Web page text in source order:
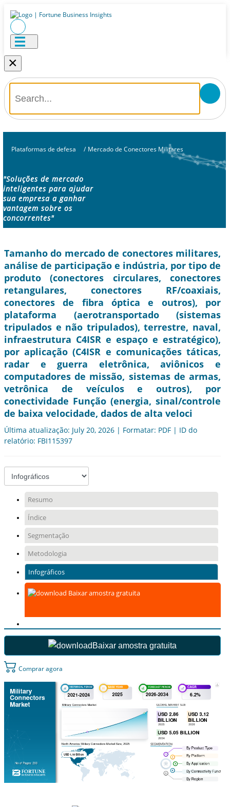
×
Plataformas de defesa / Mercado de Conectores Militares
"Soluções de mercado
inteligentes para ajudar
sua empresa a ganhar
vantagem sobre os
concorrentes"
Tamanho do mercado de conectores militares,
análise de participação e indústria, por tipo de
produto (conectores circulares, conectores
retangulares, conectores RF/coaxiais,
conectores de fibra óptica e outros), por
plataforma (aerotransportado (sistemas
tripulados e não tripulados), terrestre, naval,
infraestrutura C4ISR e espaço e estratégico),
por aplicação (C4ISR e comunicações táticas,
radar e guerra eletrônica, aviônicos e
computadores de missão, sistemas de armas,
vetrônica de veículos e outros), por
conectividade Função (energia, sinal/controle
de baixa velocidade, dados de alta veloci
Última atualização: July 20, 2026 | Formatar: PDF | ID do
relatório: FBI115397
Resumo
Índice
Segmentação
Metodologia
Infográficos
Baixar amostra gratuita
Baixar amostra gratuita
Comprar agora